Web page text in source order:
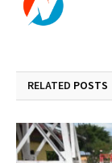
RELATED POSTS